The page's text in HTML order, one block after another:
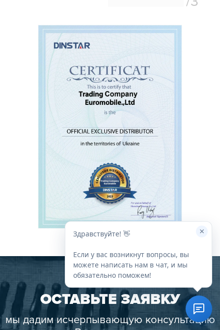
Здравствуйте! 👋
Если у вас возникнут вопросы, вы
можете написать нам в чат, и мы
обязательно поможем!
×
ОСТАВЬТЕ ЗАЯВКУ
мы дадим исчерпывающую консультацию